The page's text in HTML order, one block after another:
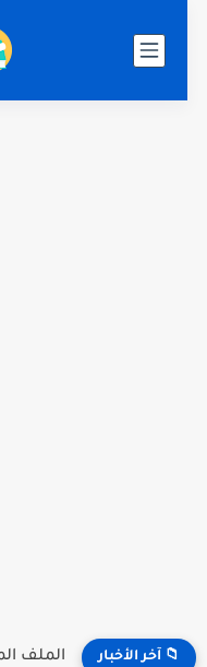
📁 آخر الأخبار